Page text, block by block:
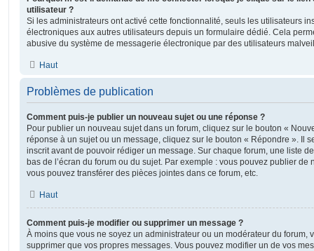
utilisateur ?
Si les administrateurs ont activé cette fonctionnalité, seuls les utilisateurs
électroniques aux autres utilisateurs depuis un formulaire dédié. Cela
abusive du système de messagerie électronique par des utilisateurs
Haut
Problèmes de publication
Comment puis-je publier un nouveau sujet ou une réponse ?
Pour publier un nouveau sujet dans un forum, cliquez sur le bouton «
réponse à un sujet ou un message, cliquez sur le bouton « Répondre ». Il
inscrit avant de pouvoir rédiger un message. Sur chaque forum, une liste
bas de l’écran du forum ou du sujet. Par exemple : vous pouvez publier de
vous pouvez transférer des pièces jointes dans ce forum, etc.
Haut
Comment puis-je modifier ou supprimer un message ?
À moins que vous ne soyez un administrateur ou un modérateur du forum,
supprimer que vos propres messages. Vous pouvez modifier un de vos